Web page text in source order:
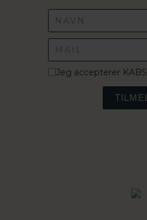
Jeg accepterer KABS